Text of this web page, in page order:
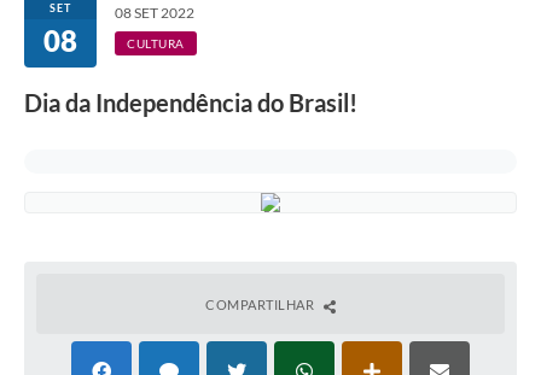
SET
08
08 SET 2022
CULTURA
Dia da Independência do Brasil!
COMPARTILHAR